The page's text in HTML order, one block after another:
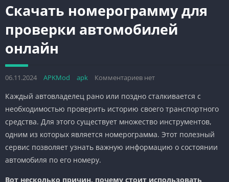
Скачать номерограмму для
проверки автомобилей
онлайн
06.11.2024 APKMod apk Комментариев нет
Каждый автовладелец рано или поздно сталкивается с
необходимостью проверить историю своего транспортного
средства. Для этого существует множество инструментов,
одним из которых является номерограмма. Этот полезный
сервис позволяет узнать важную информацию о состоянии
автомобиля по его номеру.
Вот несколько причин, почему стоит использовать